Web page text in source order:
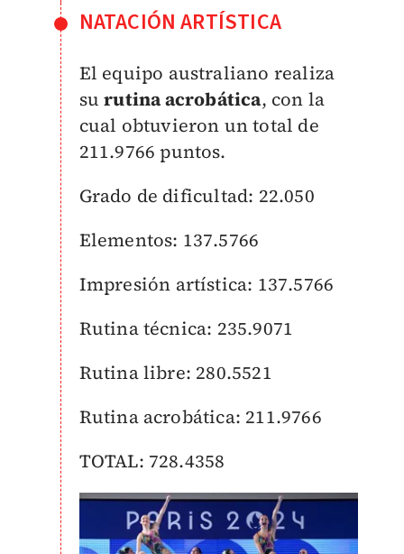
NATACIÓN ARTÍSTICA
El equipo australiano realiza
surutina acrobática, con la
cual obtuvieron un total de
211.9766 puntos.
Grado de dificultad: 22.050
Elementos: 137.5766
Impresión artística: 137.5766
Rutina técnica: 235.9071
Rutina libre: 280.5521
Rutina acrobática: 211.9766
TOTAL: 728.4358